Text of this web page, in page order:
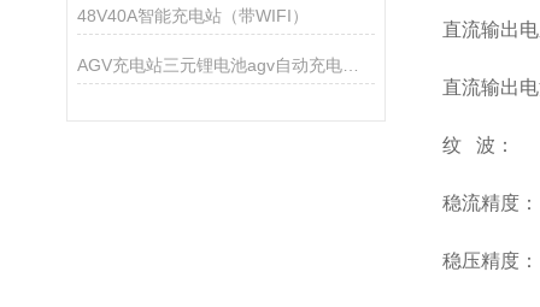
48V40A智能充电站（带WIFI）
AGV充电站三元锂电池agv自动充电系统
直流输出
直流输出
纹 波：
稳流精度
稳压精度